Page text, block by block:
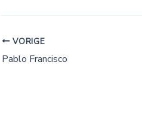
VORIGE
Pablo Francisco